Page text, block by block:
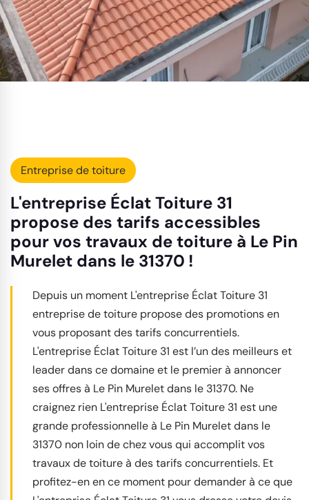
Entreprise de toiture
L'entreprise Éclat Toiture 31
propose des tarifs accessibles
pour vos travaux de toiture à Le Pin
Murelet dans le 31370 !
Depuis un moment L'entreprise Éclat Toiture 31
entreprise de toiture propose des promotions en
vous proposant des tarifs concurrentiels.
L'entreprise Éclat Toiture 31 est l’un des meilleurs et
leader dans ce domaine et le premier à annoncer
ses offres à Le Pin Murelet dans le 31370. Ne
craignez rien L'entreprise Éclat Toiture 31 est une
grande professionnelle à Le Pin Murelet dans le
31370 non loin de chez vous qui accomplit vos
travaux de toiture à des tarifs concurrentiels. Et
profitez-en en ce moment pour demander à ce que